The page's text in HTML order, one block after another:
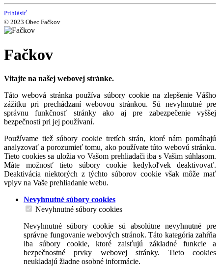
Prihlásiť
© 2023 Obec Fačkov
Fačkov
Vitajte na našej webovej stránke.
Táto webová stránka používa súbory cookie na zlepšenie Vášho
zážitku pri prechádzaní webovou stránkou. Sú nevyhnutné pre
správnu funkčnosť stránky ako aj pre zabezpečenie vyššej
bezpečnosti pri jej používaní.
Používame tiež súbory cookie tretích strán, ktoré nám pomáhajú
analyzovať a porozumieť tomu, ako používate túto webovú stránku.
Tieto cookies sa uložia vo Vašom prehliadači iba s Vašim súhlasom.
Máte možnosť tieto súbory cookie kedykoľvek deaktivovať.
Deaktivácia niektorých z týchto súborov cookie však môže mať
vplyv na Vaše prehliadanie webu.
Nevyhnutné súbory cookies
Nevyhnutné súbory cookies
Nevyhnutné súbory cookie sú absolútne nevyhnutné pre
správne fungovanie webových stránok. Táto kategória zahŕňa
iba súbory cookie, ktoré zaisťujú základné funkcie a
bezpečnostné prvky webovej stránky. Tieto cookies
neukladajú žiadne osobné informácie.